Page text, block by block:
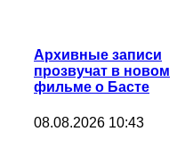
Архивные записи
прозвучат в новом
фильме о Басте
08.08.2026 10:43